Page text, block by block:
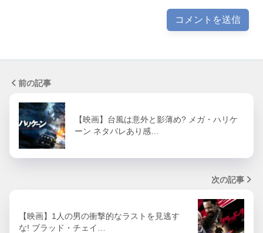
前の記事
【映画】台風は意外と影薄め? メガ・ハリケ
ーン ネタバレあり感…
次の記事
【映画】1人の男の衝撃的なラストを見逃す
な! ブラッド・チェイ…